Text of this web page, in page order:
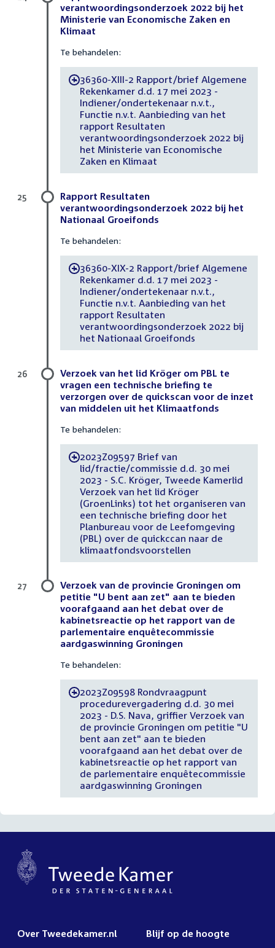
verantwoordingsonderzoek 2022 bij het
Ministerie van Economische Zaken en
Klimaat
Te behandelen:
-36360-XIII-2 Rapport/brief Algemene
Rekenkamer d.d. 17 mei 2023 -
Indiener/ondertekenaar n.v.t.,
Functie n.v.t. Aanbieding van het
rapport Resultaten
verantwoordingsonderzoek 2022 bij
het Ministerie van Economische
Zaken en Klimaat
Rapport Resultaten
verantwoordingsonderzoek 2022 bij het
Nationaal Groeifonds
Te behandelen:
-36360-XIX-2 Rapport/brief Algemene
Rekenkamer d.d. 17 mei 2023 -
Indiener/ondertekenaar n.v.t.,
Functie n.v.t. Aanbieding van het
rapport Resultaten
verantwoordingsonderzoek 2022 bij
het Nationaal Groeifonds
25
Verzoek van het lid Kröger om PBL te
vragen een technische briefing te
verzorgen over de quickscan voor de inzet
van middelen uit het Klimaatfonds
Te behandelen:
-2023Z09597 Brief van
lid/fractie/commissie d.d. 30 mei
2023 - S.C. Kröger, Tweede Kamerlid
Verzoek van het lid Kröger
(GroenLinks) tot het organiseren van
een technische briefing door het
Planbureau voor de Leefomgeving
(PBL) over de quickccan naar de
klimaatfondsvoorstellen
26
Verzoek van de provincie Groningen om
petitie "U bent aan zet" aan te bieden
voorafgaand aan het debat over de
kabinetsreactie op het rapport van de
parlementaire enquêtecommissie
aardgaswinning Groningen
Te behandelen:
-2023Z09598 Rondvraagpunt
procedurevergadering d.d. 30 mei
2023 - D.S. Nava, griffier Verzoek van
de provincie Groningen om petitie "U
bent aan zet" aan te bieden
voorafgaand aan het debat over de
kabinetsreactie op het rapport van
de parlementaire enquêtecommissie
aardgaswinning Groningen
27
Over Tweedekamer.nl Blijf op de hoogte